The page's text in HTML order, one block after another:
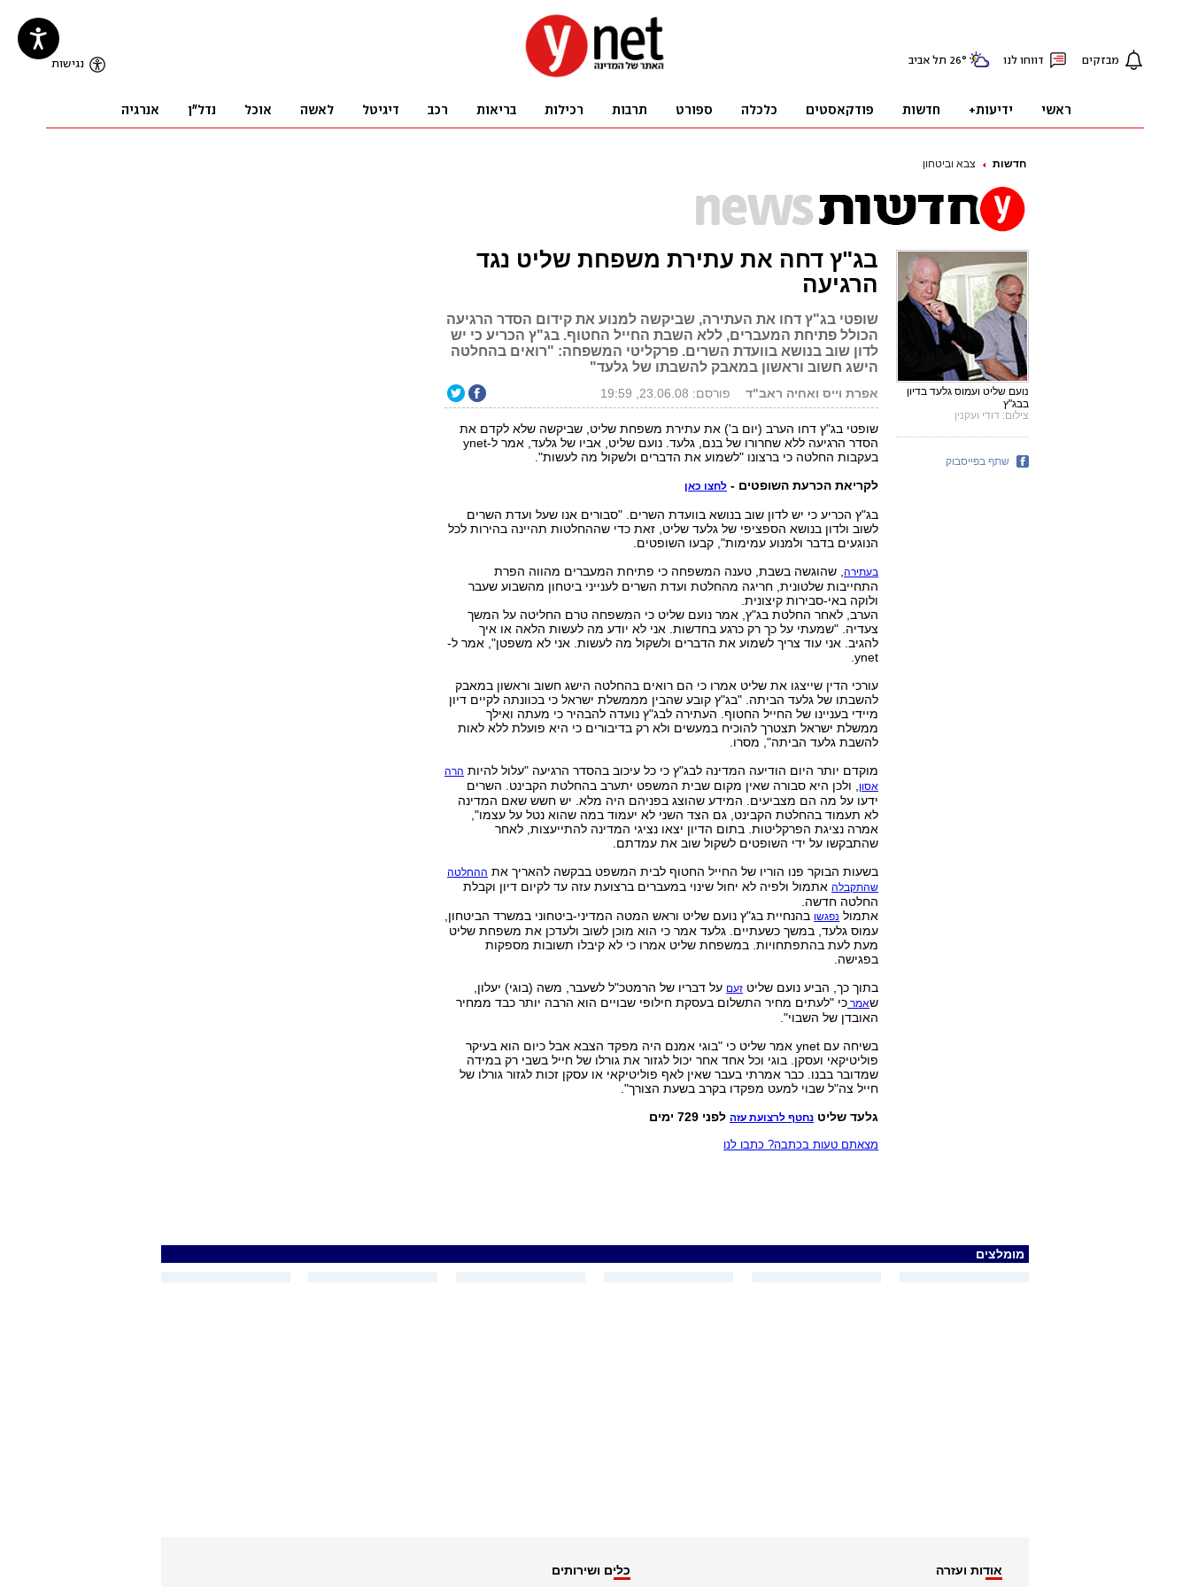
חדשות צבא וביטחון
בג"ץ דחה את עתירת משפחת שליט נגד
הרגיעה
שופטי בג"ץ דחו את העתירה, שביקשה למנוע את קידום הסדר הרגיעה
הכולל פתיחת המעברים, ללא השבת החייל החטוף. בג"ץ הכריע כי יש
לדון שוב בנושא בוועדת השרים. פרקליטי המשפחה: "רואים בהחלטה
הישג חשוב וראשון במאבק להשבתו של גלעד"
אפרת וייס ואחיה ראב"ד פורסם: 23.06.08, 19:59
שופטי בג"ץ דחו הערב (יום ב') את עתירת משפחת שליט, שביקשה שלא לקדם את
הסדר הרגיעה ללא שחרורו של בנם, גלעד. נועם שליט, אביו של גלעד, אמר ל-ynet
בעקבות החלטה כי ברצונו "לשמוע את הדברים ולשקול מה לעשות".
לקריאת הכרעת השופטים - לחצו כאן
בג"ץ הכריע כי יש לדון שוב בנושא בוועדת השרים. "סבורים אנו שעל ועדת השרים
לשוב ולדון בנושא הספציפי של גלעד שליט, זאת כדי שההחלטות תהיינה בהירות לכל
הנוגעים בדבר ולמנוע עמימות", קבעו השופטים.
בעתירה, שהוגשה בשבת, טענה המשפחה כי פתיחת המעברים מהווה הפרת
התחייבות שלטונית, חריגה מהחלטת ועדת השרים לענייני ביטחון מהשבוע שעבר
ולוקה באי-סבירות קיצונית.
הערב, לאחר החלטת בג"ץ, אמר נועם שליט כי המשפחה טרם החליטה על המשך
צעדיה. "שמעתי על כך רק כרגע בחדשות. אני לא יודע מה לעשות הלאה או איך
להגיב. אני עוד צריך לשמוע את הדברים ולשקול מה לעשות. אני לא משפטן", אמר ל-
ynet.
עורכי הדין שייצגו את שליט אמרו כי הם רואים בהחלטה הישג חשוב וראשון במאבק
להשבתו של גלעד הביתה. "בג"ץ קובע שהבין מממשלת ישראל כי בכוונתה לקיים דיון
מיידי בעניינו של החייל החטוף. העתירה לבג"ץ נועדה להבהיר כי מעתה ואילך
ממשלת ישראל תצטרך להוכיח במעשים ולא רק בדיבורים כי היא פועלת ללא לאות
להשבת גלעד הביתה", מסרו.
מוקדם יותר היום הודיעה המדינה לבג"ץ כי כל עיכוב בהסדר הרגיעה "עלול להיות הרה
אסון, ולכן היא סבורה שאין מקום שבית המשפט יתערב בהחלטת הקבינט. השרים
ידעו על מה הם מצביעים. המידע שהוצג בפניהם היה מלא. יש חשש שאם המדינה
לא תעמוד בהחלטת הקבינט, גם הצד השני לא יעמוד במה שהוא נטל על עצמו",
אמרה נציגת הפרקליטות. בתום הדיון יצאו נציגי המדינה להתייעצות, לאחר
שהתבקשו על ידי השופטים לשקול שוב את עמדתם.
בשעות הבוקר פנו הוריו של החייל החטוף לבית המשפט בבקשה להאריך את ההחלטה
שהתקבלהאתמול ולפיה לא יחול שינוי במעברים ברצועת עזה עד לקיום דיון וקבלת
החלטה חדשה.
אתמול נפגשו בהנחיית בג"ץ נועם שליט וראש המטה המדיני-ביטחוני במשרד הביטחון,
עמוס גלעד, במשך כשעתיים. גלעד אמר כי הוא מוכן לשוב ולעדכן את משפחת שליט
מעת לעת בהתפתחויות. במשפחת שליט אמרו כי לא קיבלו תשובות מספקות
בפגישה.
בתוך כך, הביע נועם שליט זעם על דבריו של הרמטכ"ל לשעבר, משה (בוגי) יעלון,
שאמר כי "לעתים מחיר התשלום בעסקת חילופי שבויים הוא הרבה יותר כבד ממחיר
האובדן של השבוי".
בשיחה עם ynet אמר שליט כי "בוגי אמנם היה מפקד הצבא אבל כיום הוא בעיקר
פוליטיקאי ועסקן. בוגי וכל אחד אחר יכול לגזור את גורלו של חייל בשבי רק במידה
שמדובר בבנו. כבר אמרתי בעבר שאין לאף פוליטיקאי או עסקן זכות לגזור גורלו של
חייל צה"ל שבוי למעט מפקדו בקרב בשעת הצורך".
גלעד שליט נחטף לרצועת עזהלפני 729 ימים
מצאתם טעות בכתבה? כתבו לנו
נועם שליט ועמוס גלעד בדיון
בבג"ץ
צילום: דודי ועקנין
שתף בפייסבוק
מומלצים
אודות ועזרה כלים ושירותים